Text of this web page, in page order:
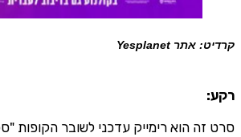
קרדיט: אתר Yesplanet
רקע:
סרט זה הוא רימייק עדכני לשובר הקופות